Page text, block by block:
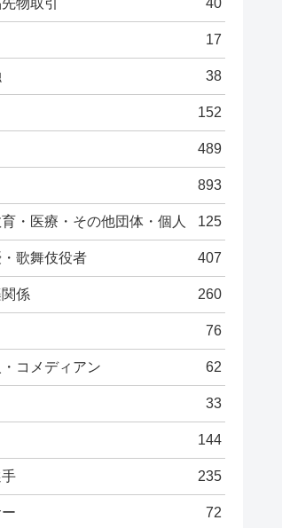
17
38
152
489
893
・医療・その他団体・個人 125
歌舞伎役者 407
係 260
76
コメディアン 62
33
144
235
72